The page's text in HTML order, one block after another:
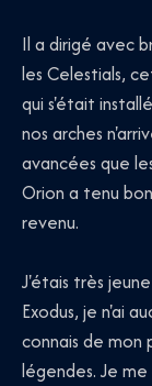
Il a dirigé avec
les Celestials,
qui s'était
nos arches
avancées que
Orion a tenu
revenu.
J'étais très
Exodus, je n'ai
connais de mon
légendes. Je